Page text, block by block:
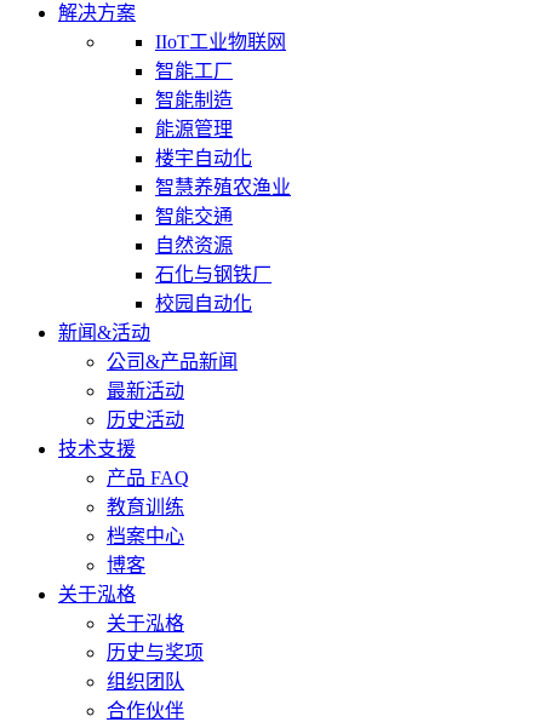
解决方案
IIoT工业物联网
智能工厂
智能制造
能源管理
楼宇自动化
智慧养殖农渔业
智能交通
自然资源
石化与钢铁厂
校园自动化
新闻&活动
公司&产品新闻
最新活动
历史活动
技术支援
产品 FAQ
教育训练
档案中心
博客
关于泓格
关于泓格
历史与奖项
组织团队
合作伙伴